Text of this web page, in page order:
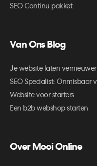
SEO Continu pakket
Van Ons Blog
Je website laten
SEO Specialist: Onmisbaar
Website voor starters
Een b2b webshop starten
Over Mooi Online